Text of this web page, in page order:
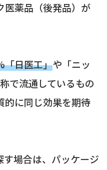
医薬品（後発品）が
「日医工」や「ニッ
で流通しているもの
的に同じ効果を期待
す場合は、パッケージ